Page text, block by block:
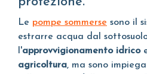
Le pompe sommerse sono il
estrarre acqua dal
l'approvvigionamento idrico
agricoltura, ma sono